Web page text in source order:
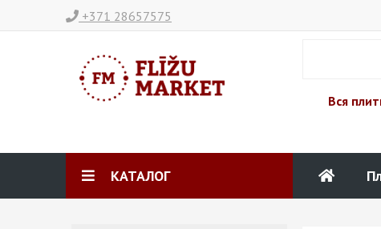
+371 28657575
Вся
КАТАЛОГ